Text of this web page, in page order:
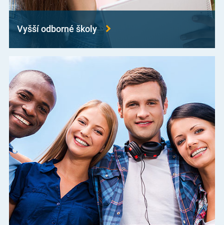
Vyšší odborné školy